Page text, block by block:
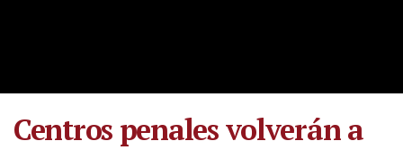
Centros penales volverán a